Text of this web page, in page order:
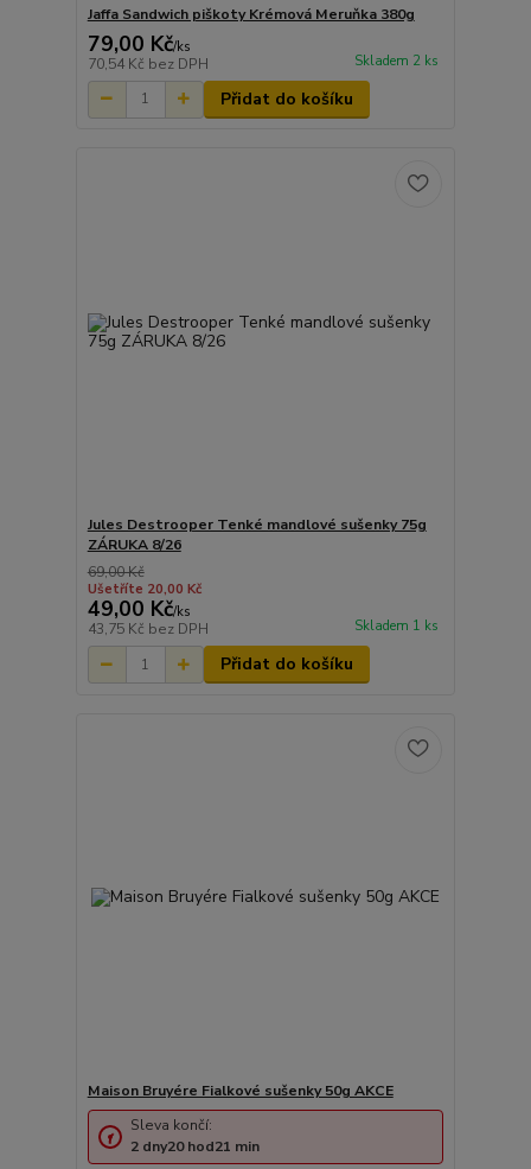
Jaffa Sandwich piškoty Krémová Meruňka 380g
79,00 Kč/ks
70,54 Kč bez DPH Skladem 2 ks
Přidat do košíku
Jules Destrooper Tenké mandlové sušenky 75g
ZÁRUKA 8/26
69,00 Kč
Ušetříte 20,00 Kč
49,00 Kč/ks
43,75 Kč bez DPH Skladem 1 ks
Přidat do košíku
Maison Bruyére Fialkové sušenky 50g AKCE
Sleva končí:
2 dny20hod21 min